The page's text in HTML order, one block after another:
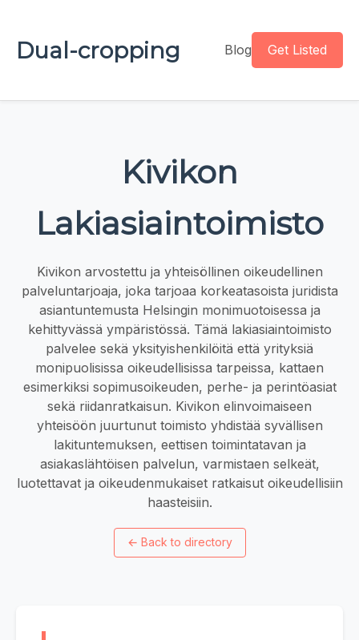
Dual-cropping Blog Get Listed
Kivikon
Lakiasiaintoimisto
Kivikon arvostettu ja yhteisöllinen oikeudellinen
palveluntarjoaja, joka tarjoaa korkeatasoista juridista
asiantuntemusta Helsingin monimuotoisessa ja
kehittyvässä ympäristössä. Tämä lakiasiaintoimisto
palvelee sekä yksityishenkilöitä että yrityksiä
monipuolisissa oikeudellisissa tarpeissa, kattaen
esimerkiksi sopimusoikeuden, perhe- ja perintöasiat
sekä riidanratkaisun. Kivikon elinvoimaiseen
yhteisöön juurtunut toimisto yhdistää syvällisen
lakituntemuksen, eettisen toimintatavan ja
asiakaslähtöisen palvelun, varmistaen selkeät,
luotettavat ja oikeudenmukaiset ratkaisut oikeudellisiin
haasteisiin.
← Back to directory